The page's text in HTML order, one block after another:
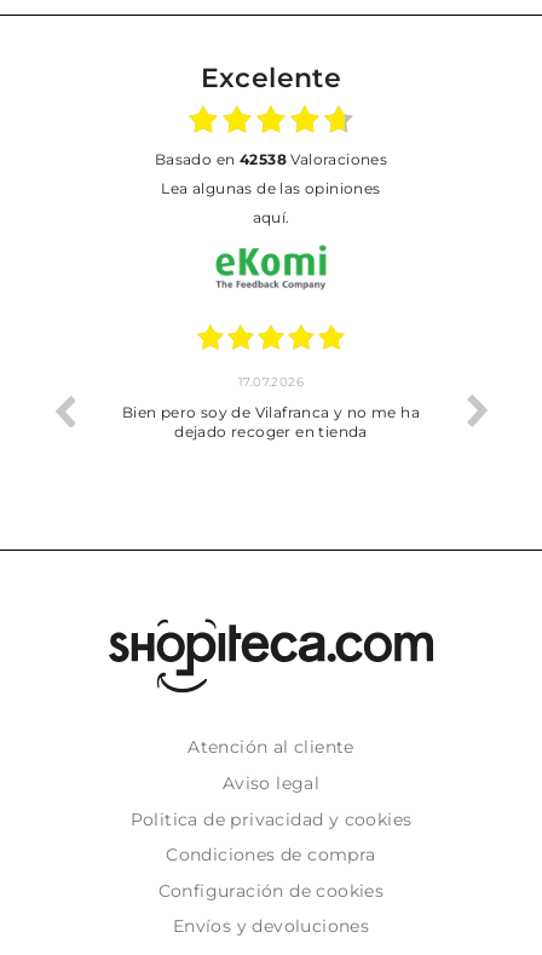
Excelente
basado en 42538Valoraciones
Lea algunas de las opiniones
aquí.
trobat
17.07.2026
Bien pero soy de Vilafranca y no me ha
dejado recoger en tienda
Atención al cliente
Aviso legal
Politica de privacidad y cookies
Condiciones de compra
Configuración de cookies
Envíos y devoluciones